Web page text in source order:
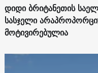
დიდი ბრიტანეთის
სასჯელი
მოტივირებულია